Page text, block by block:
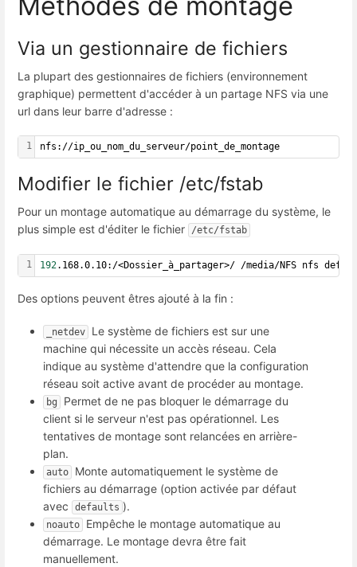
Via un gestionnaire de fichiers
La plupart des gestionnaires de fichiers (environnement
graphique) permettent d'accéder à un partage NFS via une
url dans leur barre d'adresse :
1 nfs://ip_ou_nom_du_serveur/point_de_montage
Modifier le fichier /etc/fstab
Pour un montage automatique au démarrage du système, le
plus simple est d'éditer le fichier
/etc/fstab
1 192.168.0.10:/<Dossier_à_partager>/ /media/NFS nfs
Des options peuvent êtres ajouté à la fin :
_netdev
Le système de fichiers est sur une
machine qui nécessite un accès réseau. Cela
indique au système d'attendre que la configuration
réseau soit active avant de procéder au montage.
bg
Permet de ne pas bloquer le démarrage du
client si le serveur n'est pas opérationnel. Les
tentatives de montage sont relancées en arrière-
plan.
auto
Monte automatiquement le système de
fichiers au démarrage (option activée par défaut
avec
defaults ).
noauto
Empêche le montage automatique au
démarrage. Le montage devra être fait
manuellement.